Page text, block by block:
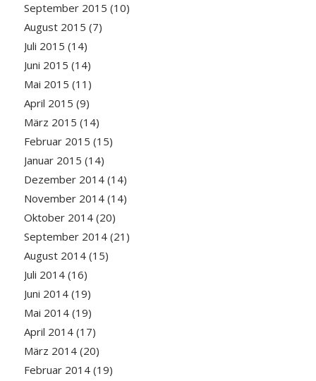
September 2015 (10)
August 2015 (7)
Juli 2015 (14)
Juni 2015 (14)
Mai 2015 (11)
April 2015 (9)
März 2015 (14)
Februar 2015 (15)
Januar 2015 (14)
Dezember 2014(14)
November 2014(14)
Oktober 2014(20)
September 2014(21)
August 2014(15)
Juli 2014(16)
Juni 2014(19)
Mai 2014(19)
April 2014(17)
März 2014(20)
Februar 2014(19)